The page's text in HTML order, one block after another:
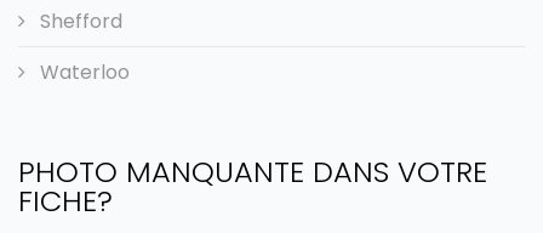
Shefford
Waterloo
PHOTO MANQUANTE DANS VOTRE
FICHE?